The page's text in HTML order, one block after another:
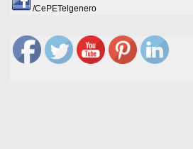
/CePETelgenero